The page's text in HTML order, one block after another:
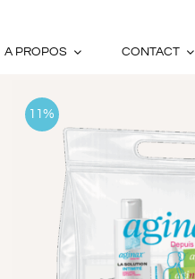
A PROPOS CONTACT
11%